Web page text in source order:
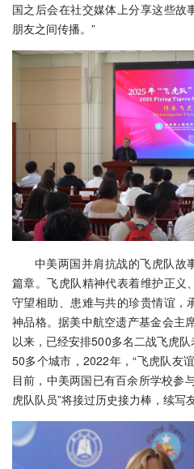
国之后会在社交媒体上分享这些故
朋友之间传播。”
中美两国并肩抗战的飞虎队故
篇章。飞虎队精神代表着维护正义
守望相助、患难与共的珍贵情谊，
神品格。据美中航空遗产基金会主
以来，已经安排500多名二战飞虎
50多个城市，2022年，“飞虎队友
目前，中美两国已有百余所学校参
虎队队员”将接过历史接力棒，续写